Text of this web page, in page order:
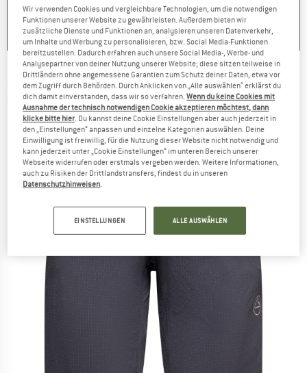
)
4,6(71)
4,7(48)
LA SPORTIVA -Helixir Shorts - Kletterhose
(0)
Wir verwenden Cookies und vergleichbare Technologien, um die notwendigen
Funktionen unserer Website zu gewährleisten. Außerdem bieten wir
zusätzliche Dienste und Funktionen an, analysieren unseren Datenverkehr,
um Inhalte und Werbung zu personalisieren, bzw. Social Media-Funktionen
bereitzustellen. Dadurch erfahren auch unsere Social Media-, Werbe- und
Analysepartner von deiner Nutzung unserer Website; diese sitzen teilweise in
Drittländern ohne angemessene Garantien zum Schutz deiner Daten, etwa vor
dem Zugriff durch Behörden. Durch Anklicken von „Alle auswählen“ erklärst du
dich damit einverstanden, dass wir so verfahren.Wenn du keine Cookies mit
Ausnahme der technisch notwendigen Cookie akzeptieren möchtest, dann
klicke bitte hier . Du kannst deine Cookie Einstellungen aber auch jederzeit in
den „Einstellungen“ anpassen und einzelne Kategorien auswählen. Deine
Einwilligung ist freiwillig, für die Nutzung dieser Website nicht notwendig und
kann jederzeit unter „Cookie Einstellungen“ im unteren Bereich unserer
Webseite widerrufen oder erstmals vergeben werden. Weitere Informationen,
auch zu Risiken der Drittlandstransfers, findest du in unseren
Datenschutzhinweisen
EINSTELLUNGEN ALLE AUSWÄHLEN